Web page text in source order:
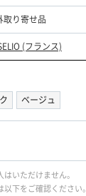
取り寄せ品
(フランス)
ベージュ
いただけません。
下をご確認ください。